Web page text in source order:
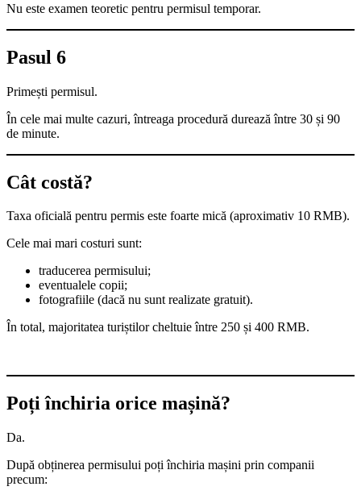
Nu este examen teoretic pentru permisul temporar.
Pasul 6
Primești permisul.
În cele mai multe cazuri, întreaga procedură durează între 30 și 90
de minute.
Cât costă?
Taxa oficială pentru permis este foarte mică (aproximativ 10 RMB).
Cele mai mari costuri sunt:
traducerea permisului;
eventualele copii;
fotografiile (dacă nu sunt realizate gratuit).
În total, majoritatea turiștilor cheltuie între 250 și 400 RMB.
Poți închiria orice mașină?
Da.
După obținerea permisului poți închiria mașini prin companii
precum: